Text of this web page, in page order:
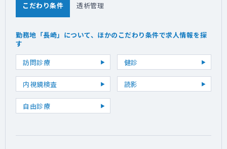
こだわり条件 透析管理
勤務地「長崎」について、ほかのこだわり条件で求人情報を探
す
訪問診療
健診
内視鏡検査 読影
自由診療